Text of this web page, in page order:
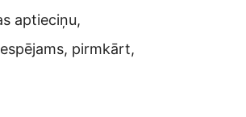
aptieciņu,
pirmkārt,